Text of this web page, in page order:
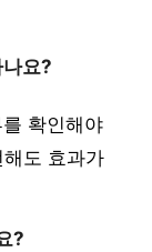
요?
확인해야
도 효과가
?